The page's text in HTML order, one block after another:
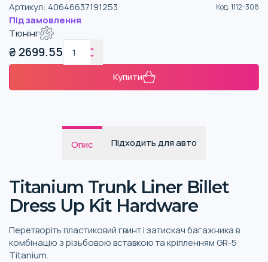
Артикул: 40646637191253 Код:1112-308
Під замовлення
Тюнінг
₴ 2699.55
Купити
Опис Підходить для авто
Titanium Trunk Liner Billet
Dress Up Kit Hardware
Перетворіть пластиковий гвинт і затискач багажника в
комбінацію з різьбовою вставкою та кріпленням GR-5
Titanium.